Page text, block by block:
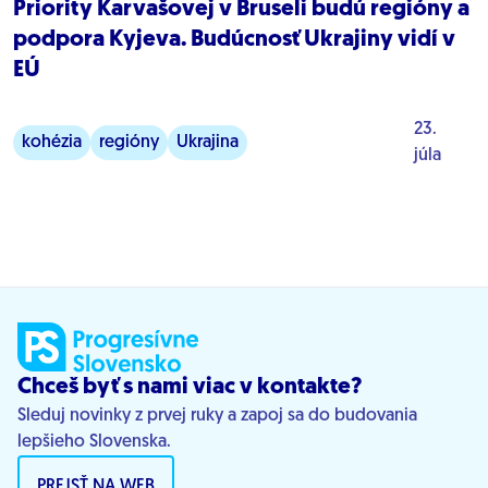
Priority Karvašovej v Bruseli budú regióny a
podpora Kyjeva. Budúcnosť Ukrajiny vidí v
EÚ
kohézia regióny
Ukrajina
23.
júla
Chceš byť s nami viac v kontakte?
Sleduj novinky z prvej ruky a zapoj sa do budovania
lepšieho Slovenska.